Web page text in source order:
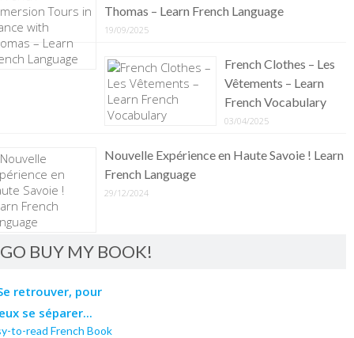
Thomas – Learn French Language
19/09/2025
French Clothes – Les
Vêtements – Learn
French Vocabulary
03/04/2025
Nouvelle Expérience en Haute Savoie ! Learn
French Language
29/12/2024
GO BUY MY BOOK!
to-read French Book